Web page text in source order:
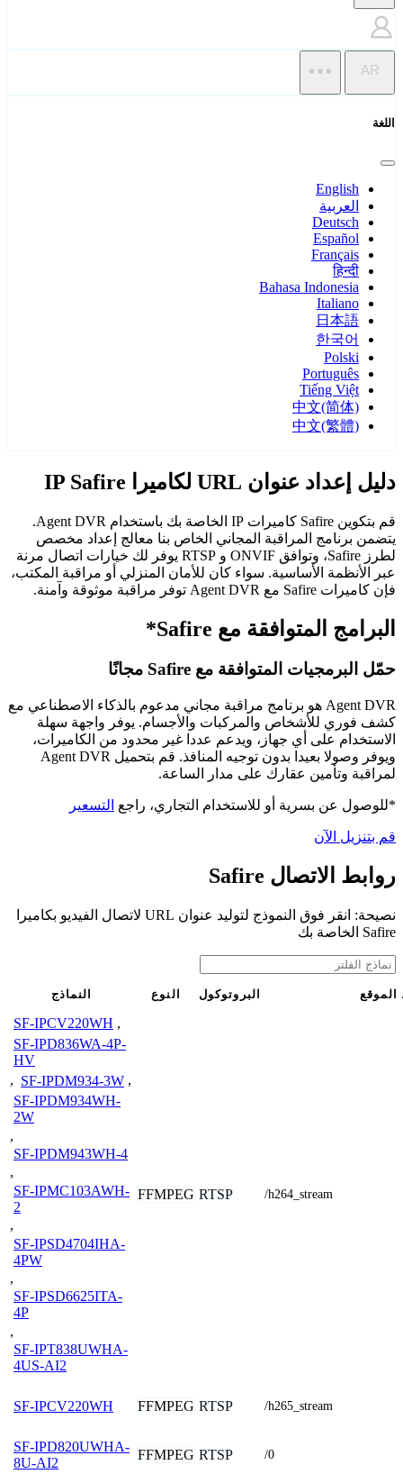
AR
اللغة
English
العربية
Deutsch
Español
Français
हिन्दी
Bahasa Indonesia
Italiano
日本語
한국어
Polski
Português
Tiếng Việt
中文(简体)
中文(繁體)
دليل إعداد عنوان URL لكاميرا IP Safire
قم بتكوين Safire كاميرات IP الخاصة بك باستخدام Agent DVR.
يتضمن برنامج المراقبة المجاني الخاص بنا معالج إعداد مخصص
لطرز Safire، وتوافق ONVIF و RTSP يوفر لك خيارات اتصال مرنة
عبر الأنظمة الأساسية. سواء كان للأمان المنزلي أو مراقبة المكتب،
فإن كاميرات Safire مع Agent DVR توفر مراقبة موثوقة وآمنة.
البرامج المتوافقة مع Safire*
حمّل البرمجيات المتوافقة مع Safire مجانًا
Agent DVR هو برنامج مراقبة مجاني مدعوم بالذكاء الاصطناعي مع
كشف فوري للأشخاص والمركبات والأجسام. يوفر واجهة سهلة
الاستخدام على أي جهاز، ويدعم عددا غير محدود من الكاميرات،
ويوفر وصولا بعيدا بدون توجيه المنافذ. قم بتحميل Agent DVR
لمراقبة وتأمين عقارك على مدار الساعة.
*للوصول عن بسرية أو للاستخدام التجاري، راجع التسعير
قم بتنزيل الآن
روابط الاتصال Safire
نصيحة: انقر فوق النموذج لتوليد عنوان URL لاتصال الفيديو بكاميرا
Safire الخاصة بك
النماذج النوع البروتوكول الموقع
SF-IPCV220WH ,
SF-IPD836WA-4P-
HV
, SF-IPDM934-3W ,
SF-IPDM934WH-
2W
,
SF-IPDM943WH-4
,
SF-IPMC103AWH-
2
,
SF-IPSD4704IHA-
4PW
,
SF-IPSD6625ITA-
4P
,
SF-IPT838UWHA-
4US-AI2
FFMPEG RTSP /h264_stream
SF-IPCV220WH FFMPEG RTSP /h265_stream
SF-IPD820UWHA-
8U-AI2
FFMPEG RTSP /0